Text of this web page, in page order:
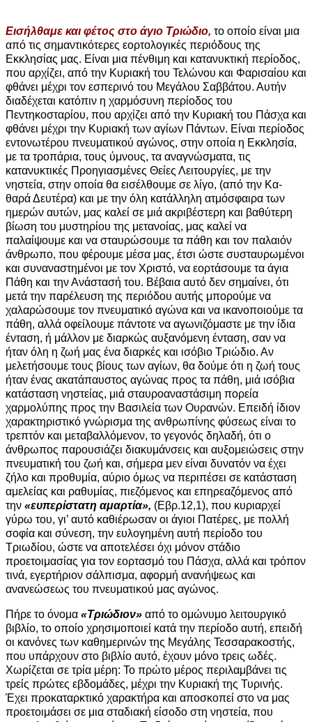
Εισήλθαμε και φέτος στο άγιο Τριώδιο, το οποίο είναι μια
από τις σημαντικότερες εορτολογικές περιόδους της
Εκκλησίας μας. Είναι μια πένθιμη και κατανυκτική περίοδος,
που αρχίζει, από την Κυριακή του Τελώνου και Φαρισαίου και
φθάνει μέχρι τον εσπερινό του Μεγάλου Σαββάτου. Αυτήν
διαδέχεται κατόπιν η χαρμόσυνη περίοδος του
Πεντηκοσταρίου, που αρχίζει από την Κυριακή του Πάσχα και
φθάνει μέχρι την Κυριακή των αγίων Πάντων. Είναι περίοδος
εντονωτέρου πνευματικού αγώνος, στην οποία η Εκκλησία,
με τα τροπάρια, τους ύμνους, τα αναγνώσματα, τις
κατανυκτικές Προηγιασμένες Θείες Λειτουργίες, με την
νηστεία, στην οποία θα εισέλθουμε σε λίγο, (από την Κα-
θαρά Δευτέρα) και με την όλη κατάλληλη ατμόσφαιρα των
ημερών αυτών, μας καλεί σε μιά ακριβέστερη και βαθύτερη
βίωση του μυστηρίου της μετανοίας, μας καλεί να
παλαίψουμε και να σταυρώσουμε τα πάθη και τον παλαιόν
άνθρωπο, που φέρουμε μέσα μας, έτσι ώστε συσταυρωμένοι
και συναναστημένοι με τον Χριστό, να εορτάσουμε τα άγια
Πάθη και την Ανάστασή του. Βέβαια αυτό δεν σημαίνει, ότι
μετά την παρέλευση της περιόδου αυτής μπορούμε να
χαλαρώσουμε τον πνευματικό αγώνα και να ικανοποιούμε τα
πάθη, αλλά οφείλουμε πάντοτε να αγωνιζόμαστε με την ίδια
ένταση, ή μάλλον με διαρκώς αυξανόμενη ένταση, σαν να
ήταν όλη η ζωή μας ένα διαρκές και ισόβιο Τριώδιο. Αν
μελετήσουμε τους βίους των αγίων, θα δούμε ότι η ζωή τους
ήταν ένας ακατάπαυστος αγώνας προς τα πάθη, μιά ισόβια
κατάσταση νηστείας, μιά σταυροαναστάσιμη πορεία
χαρμολύπης προς την Βασιλεία των Ουρανών. Επειδή ίδιον
χαρακτηριστικό γνώρισμα της ανθρωπίνης φύσεως είναι το
τρεπτόν και μεταβαλλόμενον, το γεγονός δηλαδή, ότι ο
άνθρωπος παρουσιάζει διακυμάνσεις και αυξομειώσεις στην
πνευματική του ζωή και, σήμερα μεν είναι δυνατόν να έχει
ζήλο και προθυμία, αύριο όμως να περιπέσει σε κατάσταση
αμελείας και ραθυμίας, πιεζόμενος και επηρεαζόμενος από
την «ευπερίστατη αμαρτία», (Εβρ.12,1), που κυριαρχεί
γύρω του, γι’ αυτό καθιέρωσαν οι άγιοι Πατέρες, με πολλή
σοφία και σύνεση, την ευλογημένη αυτή περίοδο του
Τριωδίου, ώστε να αποτελέσει όχι μόνον στάδιο
προετοιμασίας για τον εορτασμό του Πάσχα, αλλά και τρόπον
τινά, εγερτήριον σάλπισμα, αφορμή ανανήψεως και
ανανεώσεως του πνευματικού μας αγώνος.
Πήρε το όνομα «Τριώδιον» από το ομώνυμο λειτουργικό
βιβλίο, το οποίο χρησιμοποιεί κατά την περίοδο αυτή, επειδή
οι κανόνες των καθημερινών της Μεγάλης Τεσσαρακοστής,
που υπάρχουν στο βιβλίο αυτό, έχουν μόνο τρεις ωδές.
Χωρίζεται σε τρία μέρη: Το πρώτο μέρος περιλαμβάνει τις
τρείς πρώτες εβδομάδες, μέχρι την Κυριακή της Τυρινής.
Έχει προκαταρκτικό χαρακτήρα και αποσκοπεί στο να μας
προετοιμάσει σε μια σταδιακή είσοδο στη νηστεία, που